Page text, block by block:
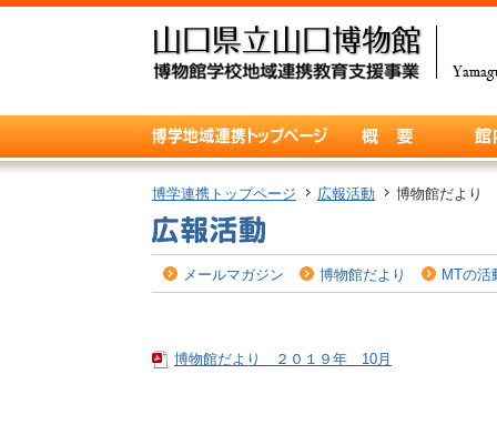
博学連携トップページ 広報活動 博物館だより
メールマガジン 博物館だより MTの活
博物館だより ２０１９年 10月